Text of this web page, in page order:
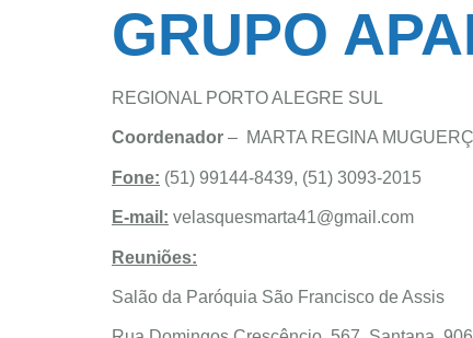
GRUPO
REGIONAL PORTO ALEGRE SUL
Coordenador – MARTA REGINA
Fone: (51) 99144-8439, (51) 3093-2015
E-mail: velasquesmarta41@gmail.com
Reuniões:
Salão da Paróquia São Francisco de Assis